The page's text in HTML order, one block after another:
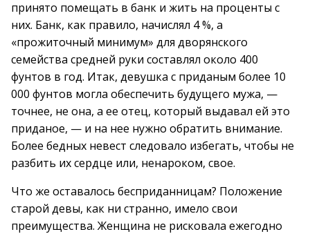
принято помещать в банк и жить на проценты с
них. Банк, как правило, начислял 4 %, а
«прожиточный минимум» для дворянского
семейства средней руки составлял около 400
фунтов в год. Итак, девушка с приданым более 10
000 фунтов могла обеспечить будущего мужа, —
точнее, не она, а ее отец, который выдавал ей это
приданое, — и на нее нужно обратить внимание.
Более бедных невест следовало избегать, чтобы не
разбить их сердце или, ненароком, свое.
Что же оставалось бесприданницам? Положение
старой девы, как ни странно, имело свои
преимущества. Женщина не рисковала ежегодно